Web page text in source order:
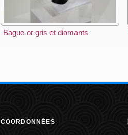
Bague or gris et diamants
COORDONNÉES